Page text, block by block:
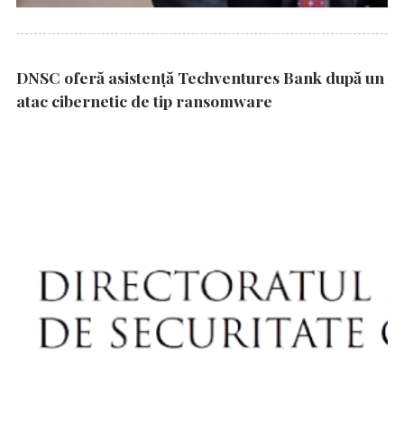
DNSC oferă asistență Techventures Bank după un
atac cibernetic de tip ransomware